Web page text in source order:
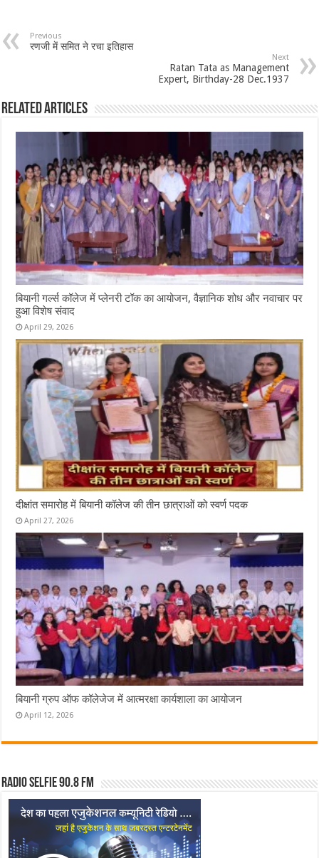
Previous
रणजी में समित ने रचा इतिहास
Next
Ratan Tata as Management
Expert, Birthday-28 Dec.1937
Related Articles
बियानी गर्ल्स कॉलेज में प्लेनरी टॉक का आयोजन, वैज्ञानिक शोध और नवाचार पर
हुआ विशेष संवाद
April 29, 2026
दीक्षांत समारोह में बियानी कॉलेज की तीन छात्राओं को स्वर्ण पदक
April 27, 2026
बियानी ग्रुप ऑफ कॉलेजेज में आत्मरक्षा कार्यशाला का आयोजन
April 12, 2026
Radio Selfie 90.8 FM